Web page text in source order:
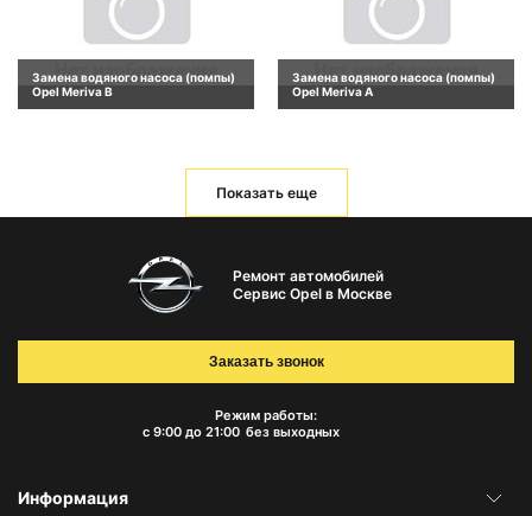
Замена водяного насоса (помпы)
Opel Meriva B
Замена водяного насоса (помпы)
Opel Meriva A
Показать еще
Ремонт автомобилей
Сервис Opel в Москве
Режим работы:
с 9:00 до 21:00 без выходных
Заказать звонок
Информация